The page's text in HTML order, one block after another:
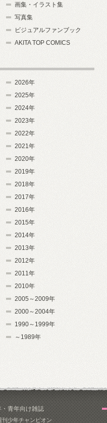
画集・イラスト集
写真集
ビジュアルファンブック
AKITA TOP COMICS
2026年
2025年
2024年
2023年
2022年
2021年
2020年
2019年
2018年
2017年
2016年
2015年
2014年
2013年
2012年
2011年
2010年
2005～2009年
2000～2004年
1990～1999年
～1989年
・青年向け雑誌
刊少年チャンピオン